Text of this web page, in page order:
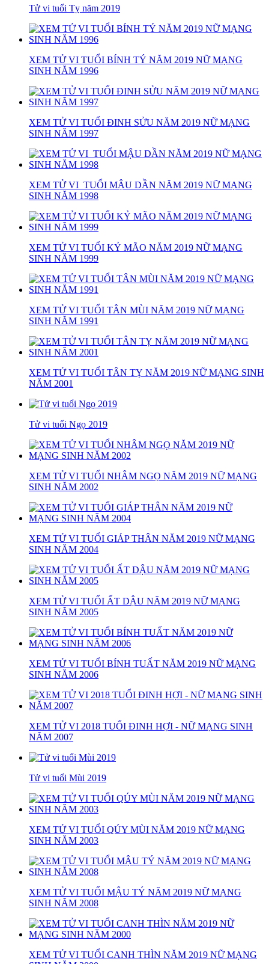
Tử vi tuổi Tỵ năm 2019
XEM TỬ VI TUỔI BÍNH TÝ NĂM 2019 NỮ MẠNG
SINH NĂM 1996
XEM TỬ VI TUỔI ĐINH SỬU NĂM 2019 NỮ MẠNG
SINH NĂM 1997
XEM TỬ VI TUỔI MẬU DẦN NĂM 2019 NỮ MẠNG
SINH NĂM 1998
XEM TỬ VI TUỔI KỶ MÃO NĂM 2019 NỮ MẠNG
SINH NĂM 1999
XEM TỬ VI TUỔI TÂN MÙI NĂM 2019 NỮ MẠNG
SINH NĂM 1991
XEM TỬ VI TUỔI TÂN TỴ NĂM 2019 NỮ MẠNG SINH
NĂM 2001
Tử vi tuổi Ngọ 2019
XEM TỬ VI TUỔI NHÂM NGỌ NĂM 2019 NỮ MẠNG
SINH NĂM 2002
XEM TỬ VI TUỔI GIÁP THÂN NĂM 2019 NỮ MẠNG
SINH NĂM 2004
XEM TỬ VI TUỔI ẤT DẬU NĂM 2019 NỮ MẠNG
SINH NĂM 2005
XEM TỬ VI TUỔI BÍNH TUẤT NĂM 2019 NỮ MẠNG
SINH NĂM 2006
XEM TỬ VI 2018 TUỔI ĐINH HỢI - NỮ MẠNG SINH
NĂM 2007
Tử vi tuổi Mùi 2019
XEM TỬ VI TUỔI QÚY MÙI NĂM 2019 NỮ MẠNG
SINH NĂM 2003
XEM TỬ VI TUỔI MẬU TÝ NĂM 2019 NỮ MẠNG
SINH NĂM 2008
XEM TỬ VI TUỔI CANH THÌN NĂM 2019 NỮ MẠNG